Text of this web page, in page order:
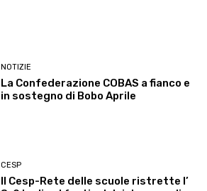
NOTIZIE
La Confederazione COBAS a fianco e
in sostegno di Bobo Aprile
CESP
Il Cesp-Rete delle scuole ristrette l’